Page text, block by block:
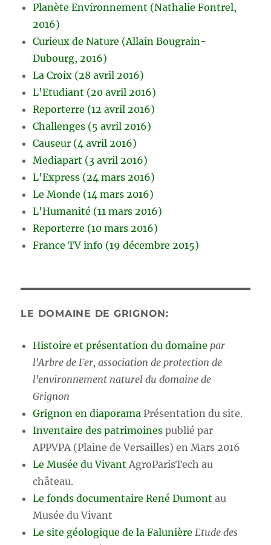
Planète Environnement (Nathalie Fontrel,
2016)
Curieux de Nature (Allain Bougrain-
Dubourg, 2016)
La Croix (28 avril 2016)
L'Etudiant (20 avril 2016)
Reporterre (12 avril 2016)
Challenges (5 avril 2016)
Causeur (4 avril 2016)
Mediapart (3 avril 2016)
L'Express (24 mars 2016)
Le Monde (14 mars 2016)
L'Humanité (11 mars 2016)
Reporterre (10 mars 2016)
France TV info (19 décembre 2015)
LE DOMAINE DE GRIGNON:
Histoire et présentation du domaine par
l'Arbre de Fer, association de protection de
l'environnement naturel du domaine de
Grignon
Grignon en diaporama Présentation du site.
Inventaire des patrimoines publié par
APPVPA (Plaine de Versailles) en Mars 2016
Le Musée du Vivant AgroParisTech au
château.
Le fonds documentaire René Dumont au
Musée du Vivant
Le site géologique de la Falunière Etude des